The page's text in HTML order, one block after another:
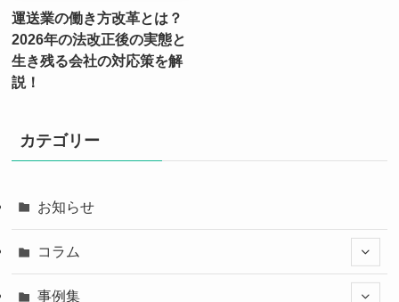
運送業の働き方改革とは？
2026年の法改正後の実態と
生き残る会社の対応策を解
説！
カテゴリー
お知らせ
コラム
事例集